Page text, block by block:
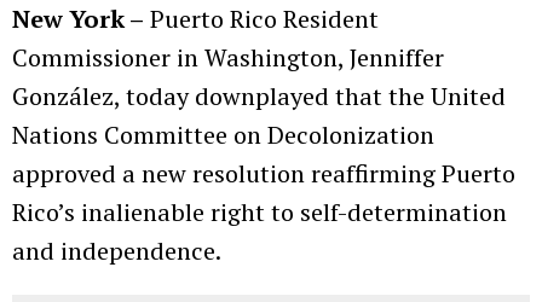
New York – Puerto Rico Resident
Commissioner in Washington, Jenniffer
González, today downplayed that the United
Nations Committee on Decolonization
approved a new resolution reaffirming Puerto
Rico’s inalienable right to self-determination
and independence.